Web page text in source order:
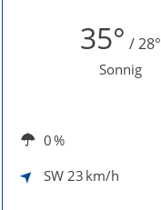
35° / 28°
Sonnig
0 %
SW 23 km/h